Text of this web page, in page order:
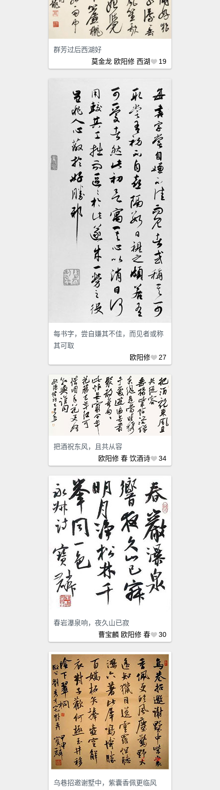
群芳过后西湖好
莫金龙 欧阳修 西湖 19
每书字，尝自嫌其不佳，而见者或称
其可取
欧阳修
27
把酒祝东风，且共从容
欧阳修 春 饮酒诗 34
春岩瀑泉响，夜久山已寂
曹宝麟 欧阳修 春 30
乌巷招邀谢墅中，紫囊香佩更临风